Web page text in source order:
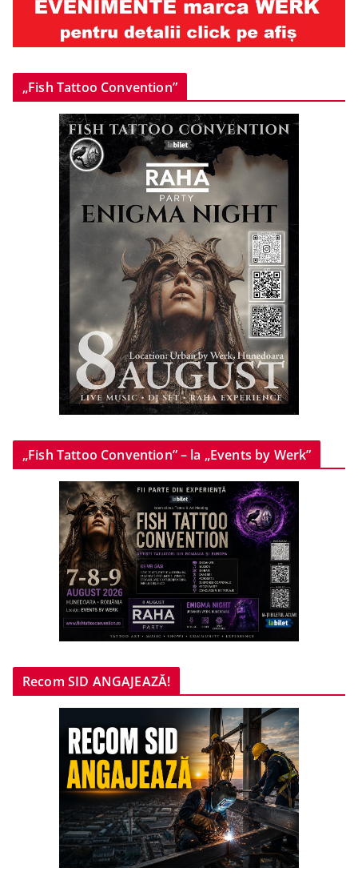
„Fish Tattoo Convention”
„Fish Tattoo Convention” – la „Events by Werk”
Recom SID ANGAJEAZĂ!